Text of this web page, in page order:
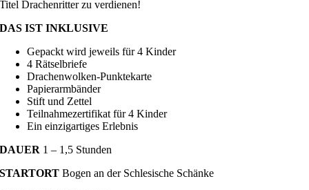
Titel Drachenritter zu verdienen!
DAS IST INKLUSIVE
Gepackt wird jeweils für 4 Kinder
4 Rätselbriefe
Drachenwolken-Punktekarte
Papierarmbänder
Stift und Zettel
Teilnahmezertifikat für 4 Kinder
Ein einzigartiges Erlebnis
DAUER 1 – 1,5 Stunden
STARTORT Bogen an der Schlesische Schänke